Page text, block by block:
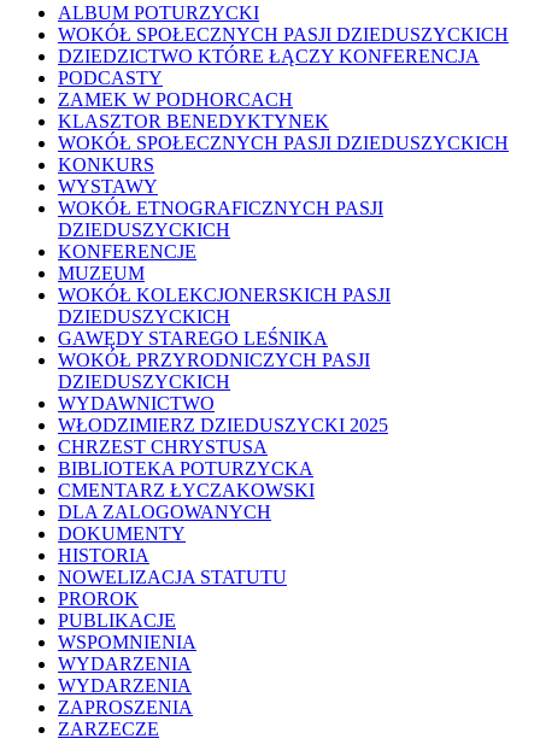
ALBUM POTURZYCKI
WOKÓŁ SPOŁECZNYCH PASJI DZIEDUSZYCKICH
DZIEDZICTWO KTÓRE ŁĄCZY KONFERENCJA
PODCASTY
ZAMEK W PODHORCACH
KLASZTOR BENEDYKTYNEK
WOKÓŁ SPOŁECZNYCH PASJI DZIEDUSZYCKICH
KONKURS
WYSTAWY
WOKÓŁ ETNOGRAFICZNYCH PASJI
DZIEDUSZYCKICH
KONFERENCJE
MUZEUM
WOKÓŁ KOLEKCJONERSKICH PASJI
DZIEDUSZYCKICH
GAWĘDY STAREGO LEŚNIKA
WOKÓŁ PRZYRODNICZYCH PASJI
DZIEDUSZYCKICH
WYDAWNICTWO
WŁODZIMIERZ DZIEDUSZYCKI 2025
CHRZEST CHRYSTUSA
BIBLIOTEKA POTURZYCKA
CMENTARZ ŁYCZAKOWSKI
DLA ZALOGOWANYCH
DOKUMENTY
HISTORIA
NOWELIZACJA STATUTU
PROROK
PUBLIKACJE
WSPOMNIENIA
WYDARZENIA
WYDARZENIA
ZAPROSZENIA
ZARZECZE